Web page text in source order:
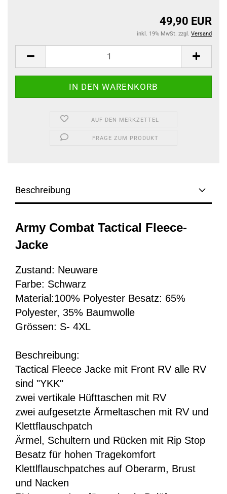
49,90 EUR
inkl. 19% MwSt. zzgl. Versand
AUF DEN MERKZETTEL
FRAGE ZUM PRODUKT
Beschreibung
Army Combat Tactical Fleece-
Jacke
Zustand: Neuware
Farbe: Schwarz
Material:100% Polyester Besatz: 65%
Polyester, 35% Baumwolle
Grössen: S- 4XL
Beschreibung:
Tactical Fleece Jacke mit Front RV alle RV
sind "YKK"
zwei vertikale Hüfttaschen mit RV
zwei aufgesetzte Ärmeltaschen mit RV und
Klettflauschpatch
Ärmel, Schultern und Rücken mit Rip Stop
Besatz für hohen Tragekomfort
Klettlflauschpatches auf Oberarm, Brust
und Nacken